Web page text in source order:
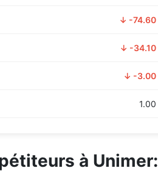
↓ -74.60
↓ -34.10
↓ -3.00
1.00
à Unimer: